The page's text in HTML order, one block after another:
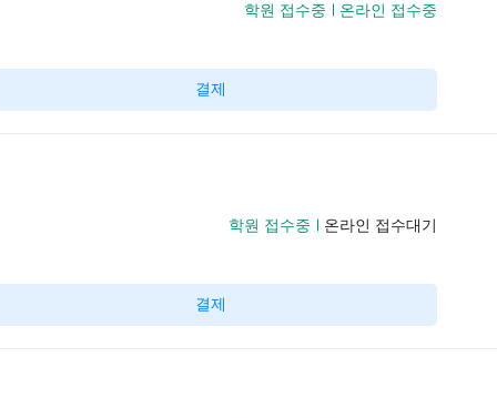
학원 접수중 온라인 접수중
결제
학원 접수중 온라인 접수대기
결제